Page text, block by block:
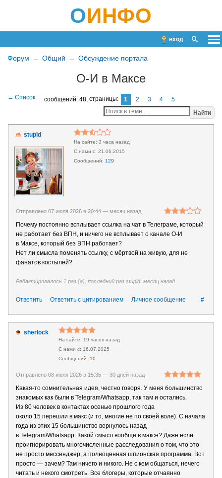
ОИНФО
вход
Форум Общий Обсуждение портала
О-И в Максе
сообщений: 48, страницы: 1 2 3 4
5
Найти
stupid
3 часа назад
21.06.2015
129
Отправлено 07 июля 2026 в 20:44 — месяц назад
Почему постоянно всплывает ссылка на чат в Телеграме, который
не работает без ВПН, и ничего не всплывает о канале О-И
в Максе, который без ВПН работает?
Нет ли смысла поменять ссылку, с мёртвой на живую, для не
фанатов костылей?
Редактировалось 1 раз (а), последний раз stupid месяц назад
#
Ответить Ответить с цитированием Личное сообщение
sherlock
19 часов назад
16.07.2025
10
Отправлено 08 июля 2026 в 15:35 — 30 дней назад
Какая-то сомнительная идея, честно говоря. У меня большинство
знакомых как были в Telegram/Whatsapp, так там и остались.
Из 80 человек в контактах осенью прошлого года
около 15 перешли в макс (и то, многие не по своей воле). С начала
года из этих 15 большинство вернулось назад
в Telegram/Whatsapp. Какой смысл вообще в максе? Даже если
проигнорировать многочисленные расследования о том, что это
не просто мессенджер, а полноценная шпионская программа. Вот
просто — зачем? Там ничего и никого. Не с кем общаться, нечего
читать и некого смотреть. Все блогеры, которые отчаянно